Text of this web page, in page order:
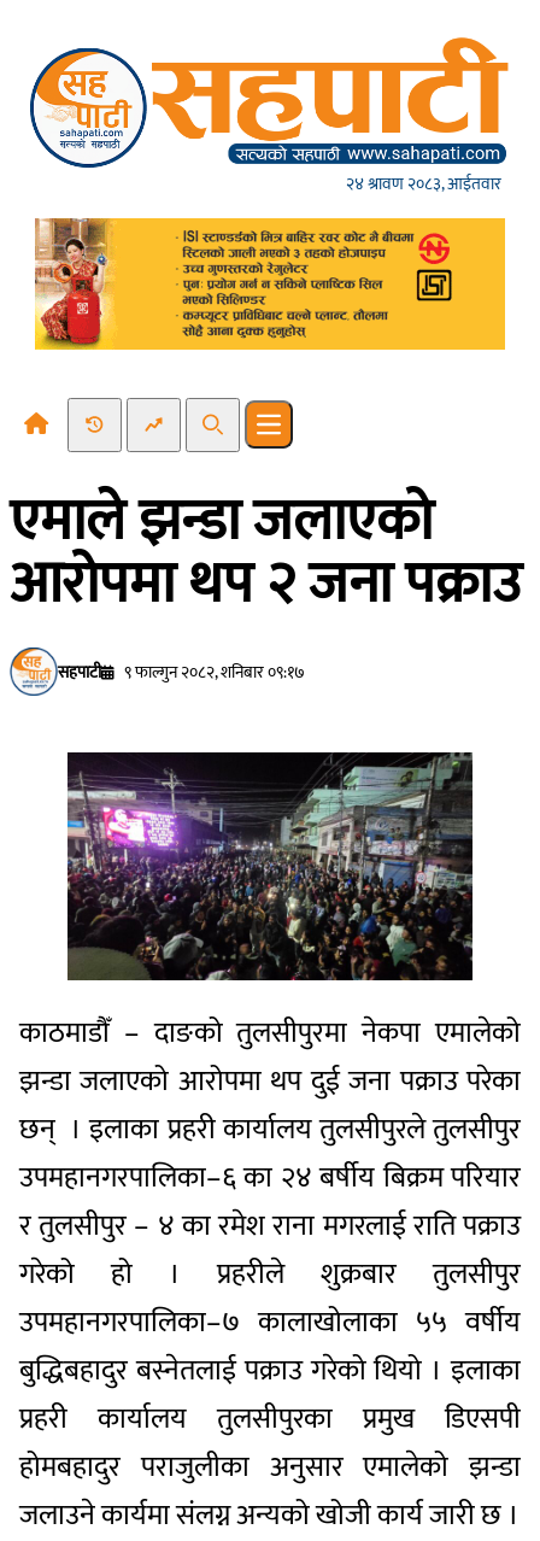
२४ श्रावण २०८३, आईतवार
Recent NewsTrending News
SearchOpen main menu
एमाले झन्डा जलाएको
आरोपमा थप २ जना पक्राउ
सहपाटी ९ फाल्गुन २०८२, शनिबार ०९:१७
काठमाडौँ – दाङको तुलसीपुरमा नेकपा एमालेको
झन्डा जलाएको आरोपमा थप दुई जना पक्राउ परेका
छन् । इलाका प्रहरी कार्यालय तुलसीपुरले तुलसीपुर
उपमहानगरपालिका–६ का २४ बर्षीय बिक्रम परियार
र तुलसीपुर – ४ का रमेश राना मगरलाई राति पक्राउ
गरेको हो । प्रहरीले शुक्रबार तुलसीपुर
उपमहानगरपालिका–७ कालाखोलाका ५५ वर्षीय
बुद्धिबहादुर बस्नेतलाई पक्राउ गरेको थियो । इलाका
प्रहरी कार्यालय तुलसीपुरका प्रमुख डिएसपी
होमबहादुर पराजुलीका अनुसार एमालेको झन्डा
जलाउने कार्यमा संलग्न अन्यको खोजी कार्य जारी छ ।